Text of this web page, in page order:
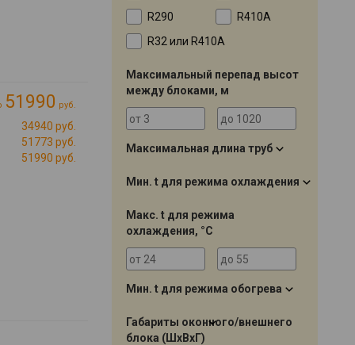
51990 руб.
→
34940 руб.
51773 руб.
51990 руб.
R290
R410А
R32 или R410A
Максимальный перепад высот
между блоками, м
Максимальная длина труб
Мин. t для режима охлаждения
Макс. t для режима
охлаждения, °C
Мин. t для режима обогрева
Габариты оконного/внешнего
блока (ШхВхГ)